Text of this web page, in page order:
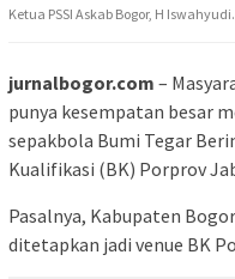
Ketua PSSI Askab Bogor, H Iswahyudi.
jurnalbogor.com –
punya kesempatan besar
sepakbola Bumi Tegar
Kualifikasi (BK) Porprov
Pasalnya, Kabupaten
ditetapkan jadi venue BK